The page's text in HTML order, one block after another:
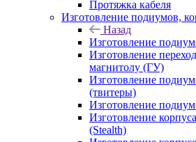
Протяжка кабеля
Изготовление подиумов,
Назад
Изготовление
Изготовление
магнитолу (ГУ)
Изготовление
(твитеры)
Изготовление
Изготовление
(Stealth)